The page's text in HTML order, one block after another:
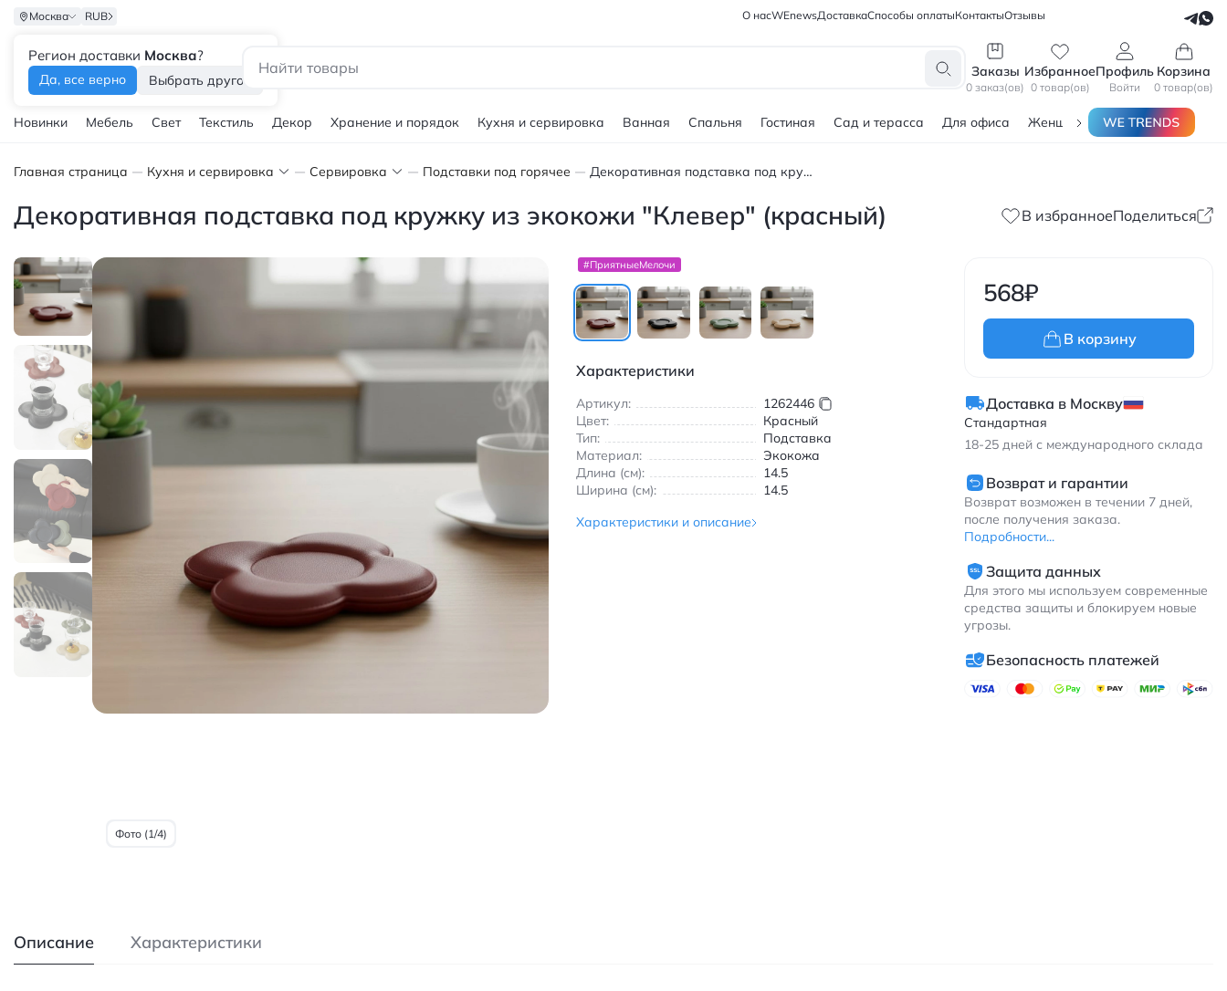
Москва
Регион доставки Москва?
Да, все верно Выбрать другой
RUB О насWEnewsДоставкаСпособы оплатыКонтактыОтзывы
Заказы
0 заказ(ов)
Избранное
0 товар(ов)
Профиль
Войти
Корзина
0 товар(ов)
Новинки Мебель Свет Текстиль Декор Хранение и порядок Кухня и сервировка Ванная Спальня Гостиная Сад и терасса Для офиса Женщинам Мужчинам
Главная страница Кухня и сервировка Сервировка Подставки под горячее Декоративная подставка под кружку из экокожи "Клевер" (красный)
Декоративная подставка под кружку из экокожи "Клевер" (красный) В избранноеПоделиться
Фото (1/4)
#ПриятныеМелочи
Характеристики
Артикул:
1262446
Цвет:
Красный
Тип:
Подставка
Материал:
Экокожа
Длина (см):
14.5
Ширина (см):
14.5
Характеристики и описание
568₽
В корзину
Доставка в Москву
Стандартная
18-25 дней с международного склада
Возврат и гарантии
Возврат возможен в течении 7 дней,
после получения заказа.
Подробности...
Защита данных
Для этого мы используем современные
средства защиты и блокируем новые
угрозы.
Безопасность платежей
Описание Характеристики